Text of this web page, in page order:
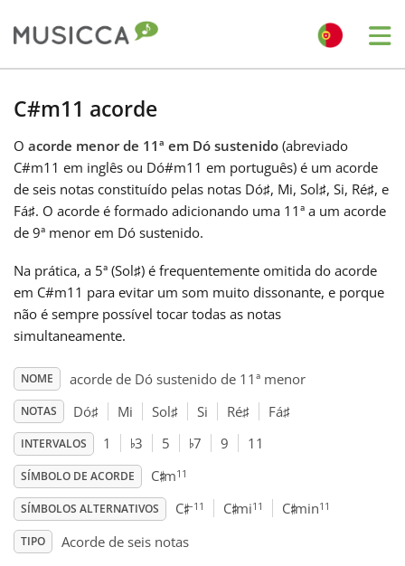
Български
Dansk
Deutsch
English
Español
Français
한국어
C#m11 acorde
O acorde menor de 11ª em Dó sustenido (abreviado
C#m11 em inglês ou Dó#m11 em português) é um acorde
de seis notas constituído pelas notas Dó♯, Mi, Sol♯, Si, Ré♯, e
Fá♯. O acorde é formado adicionando uma 11ª a um acorde
de 9ª menor em Dó sustenido.
Na prática, a 5ª (Sol♯) é frequentemente omitida do acorde
em C#m11 para evitar um som muito dissonante, e porque
não é sempre possível tocar todas as notas
simultaneamente.
NOME acorde de Dó sustenido de 11ª menor
NOTAS Dó♯ Mi Sol♯ Si Ré♯ Fá♯
INTERVALOS 1 ♭3 5 ♭7 9 11
SÍMBOLO DE ACORDE C♯m11
SÍMBOLOS ALTERNATIVOS C♯–11 C♯mi11 C♯min11
TIPO Acorde de seis notas